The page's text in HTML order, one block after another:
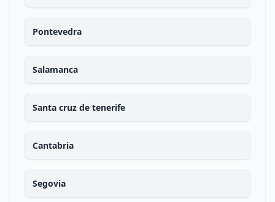
Pontevedra
Salamanca
Santa cruz de tenerife
Cantabria
Segovia